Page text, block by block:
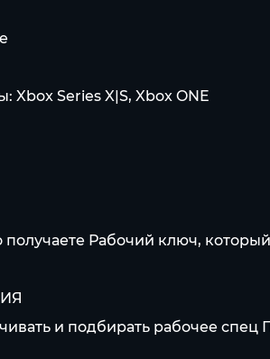
Series X|S, Xbox ONE
Рабочий ключ,
и подбирать рабочее